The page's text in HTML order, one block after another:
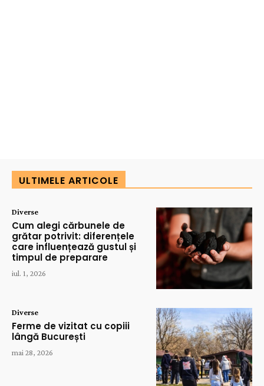
ULTIMELE ARTICOLE
Diverse
Cum alegi cărbunele de
grătar potrivit: diferențele
care influențează gustul și
timpul de preparare
iul. 1, 2026
Diverse
Ferme de vizitat cu copiii
lângă București
mai 28, 2026